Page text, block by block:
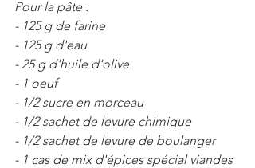
Pour la pâte :
- 125 g de farine
- 125 g d'eau
- 25 g d'huile d'olive
- 1 oeuf
- 1/2 sucre en morceau
- 1/2 sachet de levure chimique
- 1/2 sachet de levure de boulanger
- 1 cas de mix d'épices spécial viandes